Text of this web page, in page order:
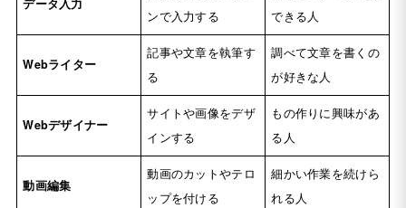
データ入力
ンで入力する
できる人
Webライター
記事や文章を執筆す
る
調べて文章を書くの
が好きな人
Webデザイナー
サイトや画像をデザ
インする
もの作りに興味があ
る人
動画編集
動画のカットやテロ
ップを付ける
細かい作業を続けら
れる人